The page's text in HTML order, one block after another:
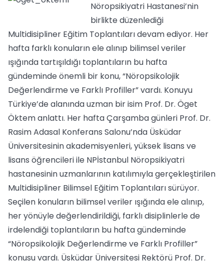
Nöropsikiyatri Hastanesi’nin
birlikte düzenlediği
Multidisipliner Eğitim Toplantıları devam ediyor. Her
hafta farklı konuların ele alınıp bilimsel veriler
ışığında tartışıldığı toplantıların bu hafta
gündeminde önemli bir konu, “Nöropsikolojik
Değerlendirme ve Farklı Profiller” vardı. Konuyu
Türkiye’de alanında uzman bir isim Prof. Dr. Öget
Öktem anlattı. Her hafta Çarşamba günleri Prof. Dr.
Rasim Adasal Konferans Salonu’nda Üsküdar
Üniversitesinin akademisyenleri, yüksek lisans ve
lisans öğrencileri ile NPİstanbul Nöropsikiyatri
hastanesinin uzmanlarının katılımıyla gerçekleştirilen
Multidisipliner Bilimsel Eğitim Toplantıları sürüyor.
Seçilen konuların bilimsel veriler ışığında ele alınıp,
her yönüyle değerlendirildiği, farklı disiplinlerle de
irdelendiği toplantıların bu hafta gündeminde
“Nöropsikolojik Değerlendirme ve Farklı Profiller”
konusu vardı. Üsküdar Üniversitesi Rektörü Prof. Dr.